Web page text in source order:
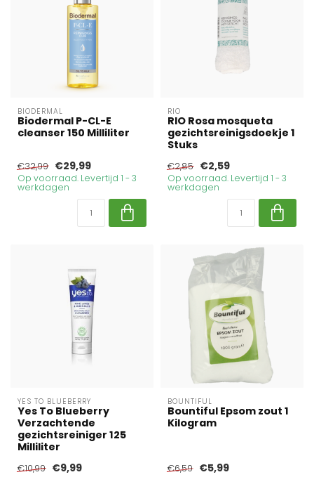
BIODERMAL
Biodermal P-CL-E
cleanser 150 Milliliter
€32,99 €29,99
Op voorraad. Levertijd 1 - 3
werkdagen
RIO
RIO Rosa mosqueta
gezichtsreinigsdoekje 1
Stuks
€2,85 €2,59
Op voorraad. Levertijd 1 - 3
werkdagen
YES TO BLUEBERRY
Yes To Blueberry
Verzachtende
gezichtsreiniger 125
Milliliter
€10,99 €9,99
BOUNTIFUL
Bountiful Epsom zout 1
Kilogram
€6,59 €5,99